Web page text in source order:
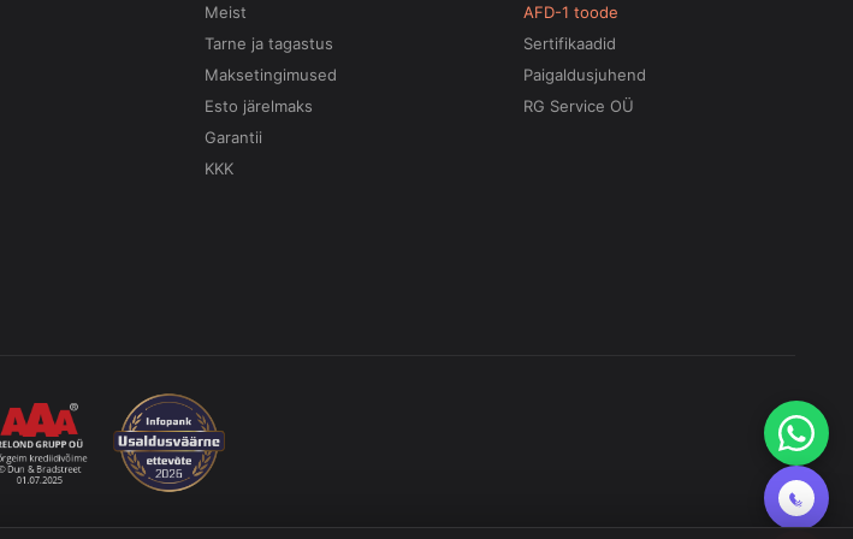
Meist
Tarne ja tagastus
Maksetingimused
Esto järelmaks
Garantii
KKK
AFD-1 toode
Sertifikaadid
Paigaldusjuhend
RG Service OÜ